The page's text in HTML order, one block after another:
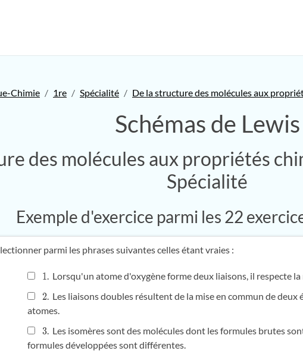
Chimie 1re Spécialité De la structure des molécules aux
Schémas de Lewis
des molécules aux propriétés
Spécialité
Exemple d'exercice parmi les 22
parmi les phrases suivantes celles étant vraies :
1 . Lorsqu'un atome d'oxygène forme deux liaisons, il respecte la
2 . Les liaisons doubles résultent de la mise en commun de
atomes.
3 . Les isomères sont des molécules dont les formules brutes
formules développées sont différentes.